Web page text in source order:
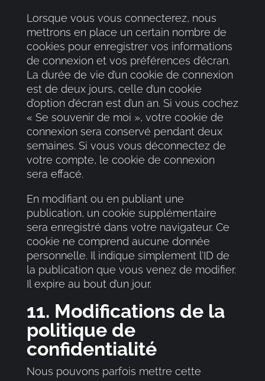
Lorsque vous vous connecterez, nous
mettrons en place un certain nombre de
cookies pour enregistrer vos informations
de connexion et vos préférences d’écran.
La durée de vie d’un cookie de connexion
est de deux jours, celle d’un cookie
d’option d’écran est d’un an. Si vous cochez
« Se souvenir de moi », votre cookie de
connexion sera conservé pendant deux
semaines. Si vous vous déconnectez de
votre compte, le cookie de connexion
sera effacé.
En modifiant ou en publiant une
publication, un cookie supplémentaire
sera enregistré dans votre navigateur. Ce
cookie ne comprend aucune donnée
personnelle. Il indique simplement l’ID de
la publication que vous venez de modifier.
Il expire au bout d’un jour.
11. Modifications de la
politique de
confidentialité
Nous pouvons parfois mettre cette